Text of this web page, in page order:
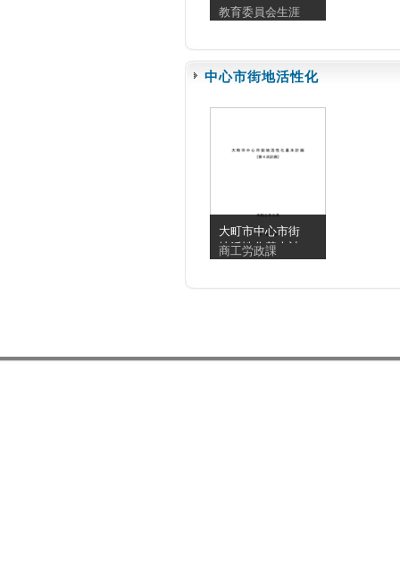
教育委員会生涯
中心市街地活性化
大町市中心市街
地活性化基本計
画(第4次計画)
商工労政課